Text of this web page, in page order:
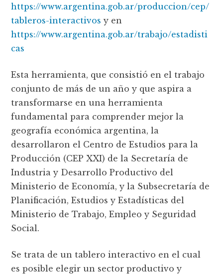
https://www.argentina.gob.ar/produccion/cep/
tableros-interactivos y en
https://www.argentina.gob.ar/trabajo/estadisti
cas
Esta herramienta, que consistió en el trabajo
conjunto de más de un año y que aspira a
transformarse en una herramienta
fundamental para comprender mejor la
geografía económica argentina, la
desarrollaron el Centro de Estudios para la
Producción (CEP XXI) de la Secretaría de
Industria y Desarrollo Productivo del
Ministerio de Economía, y la Subsecretaría de
Planificación, Estudios y Estadísticas del
Ministerio de Trabajo, Empleo y Seguridad
Social.
Se trata de un tablero interactivo en el cual
es posible elegir un sector productivo y